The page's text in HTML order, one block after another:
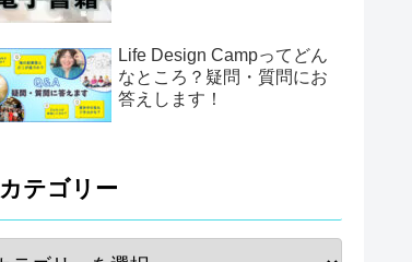
Life Design Campってどん
なところ？疑問・質問にお
答えします！
カテゴリー